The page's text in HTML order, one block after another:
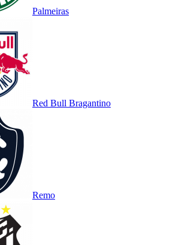
Palmeiras
Red Bull Bragantino
Remo